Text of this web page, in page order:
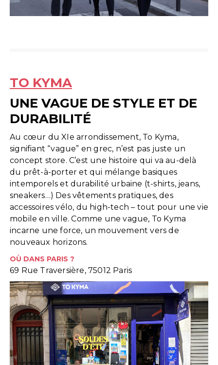
TO KYMA
UNE VAGUE DE STYLE ET DE
DURABILITÉ
Au cœur du XIe arrondissement, To Kyma,
signifiant “vague” en grec, n’est pas juste un
concept store. C’est une histoire qui va au-delà
du prêt-à-porter et qui mélange basiques
intemporels et durabilité urbaine (t-shirts, jeans,
sneakers…) Des vêtements pratiques, des
accessoires vélo, du high-tech – tout pour une vie
mobile en ville. Comme une vague, To Kyma
incarne une force, un mouvement vers de
nouveaux horizons.
OÙ DANS PARIS ?
69 Rue Traversière, 75012 Paris